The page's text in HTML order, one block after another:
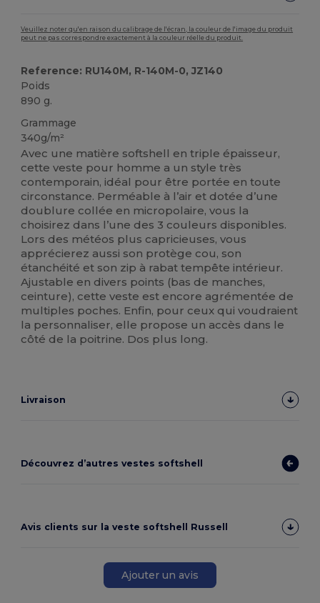
Veuillez noter qu'en raison du calibrage de l'écran, la couleur de l'image du produit
peut ne pas correspondre exactement à la couleur réelle du produit.
Reference: RU140M, R-140M-0, JZ140
Poids
890 g.
Grammage
340g/m²
Avec une matière softshell en triple épaisseur,
cette veste pour homme a un style très
contemporain, idéal pour être portée en toute
circonstance. Perméable à l’air et dotée d’une
doublure collée en micropolaire, vous la
choisirez dans l’une des 3 couleurs disponibles.
Lors des météos plus capricieuses, vous
apprécierez aussi son protège cou, son
étanchéité et son zip à rabat tempête intérieur.
Ajustable en divers points (bas de manches,
ceinture), cette veste est encore agrémentée de
multiples poches. Enfin, pour ceux qui voudraient
la personnaliser, elle propose un accès dans le
côté de la poitrine. Dos plus long.
Livraison
Découvrez d’autres vestes softshell
Avis clients sur la veste softshell Russell
Ajouter un avis